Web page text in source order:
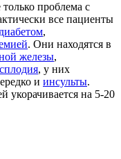
проблема с
все пациенты
,
. Они находятся в
железы,
, у них
и инсульты.
укорачивается на 5-20